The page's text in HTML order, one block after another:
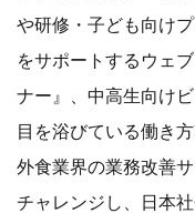
や研修・子ども向け
をサポートするウェ
ナー』、中高生向け
目を浴びている働き
外食業界の業務改善
チャレンジし、日本